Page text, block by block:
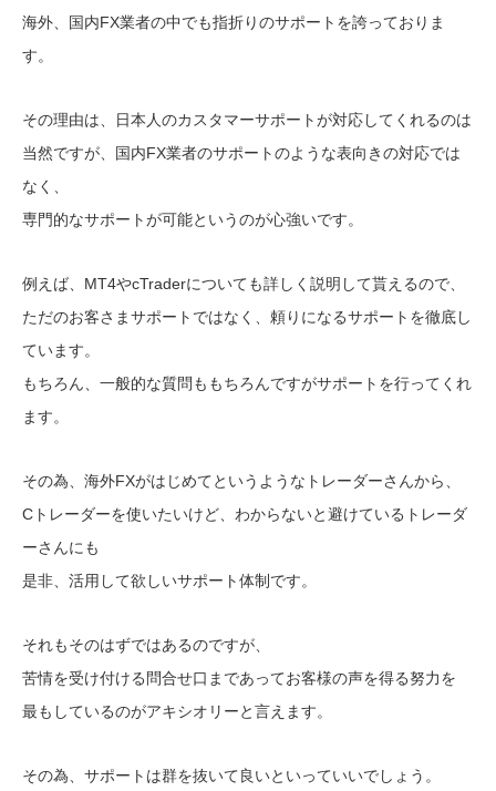
海外、国内FX業者の中でも指折りのサポートを誇っておりま
す。
その理由は、日本人のカスタマーサポートが対応してくれるのは
当然ですが、国内FX業者のサポートのような表向きの対応では
なく、
専門的なサポートが可能というのが心強いです。
例えば、MT4やcTraderについても詳しく説明して貰えるので、
ただのお客さまサポートではなく、頼りになるサポートを徹底し
ています。
もちろん、一般的な質問ももちろんですがサポートを行ってくれ
ます。
その為、海外FXがはじめてというようなトレーダーさんから、
Cトレーダーを使いたいけど、わからないと避けているトレーダ
ーさんにも
是非、活用して欲しいサポート体制です。
それもそのはずではあるのですが、
苦情を受け付ける問合せ口まであってお客様の声を得る努力を
最もしているのがアキシオリーと言えます。
その為、サポートは群を抜いて良いといっていいでしょう。